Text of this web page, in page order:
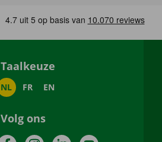
Taalkeuze
NL FR EN
Volg ons